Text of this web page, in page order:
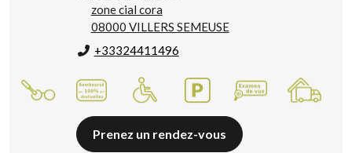
zone cial cora
08000 VILLERS SEMEUSE
+33324411496
Prenez un rendez-vous